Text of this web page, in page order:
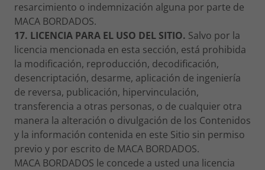
resarcimiento o indemnización alguna por parte de
MACA BORDADOS.
17. LICENCIA PARA EL USO DEL SITIO. Salvo por la
licencia mencionada en esta sección, está prohibida
la modificación, reproducción, decodificación,
desencriptación, desarme, aplicación de ingeniería
de reversa, publicación, hipervinculación,
transferencia a otras personas, o de cualquier otra
manera la alteración o divulgación de los Contenidos
y la información contenida en este Sitio sin permiso
previo y por escrito de MACA BORDADOS.
MACA BORDADOS le concede a usted una licencia